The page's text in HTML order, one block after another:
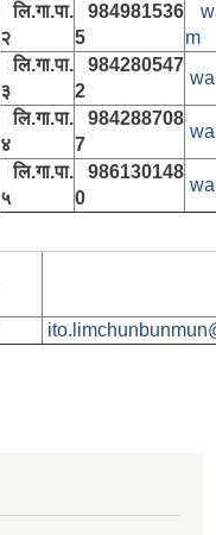
लि.गा.पा.
२
984981536
5
m
लि.गा.पा.
३
984280547
2
लि.गा.पा.
४
984288708
7
लि.गा.पा.
५
986130148
0